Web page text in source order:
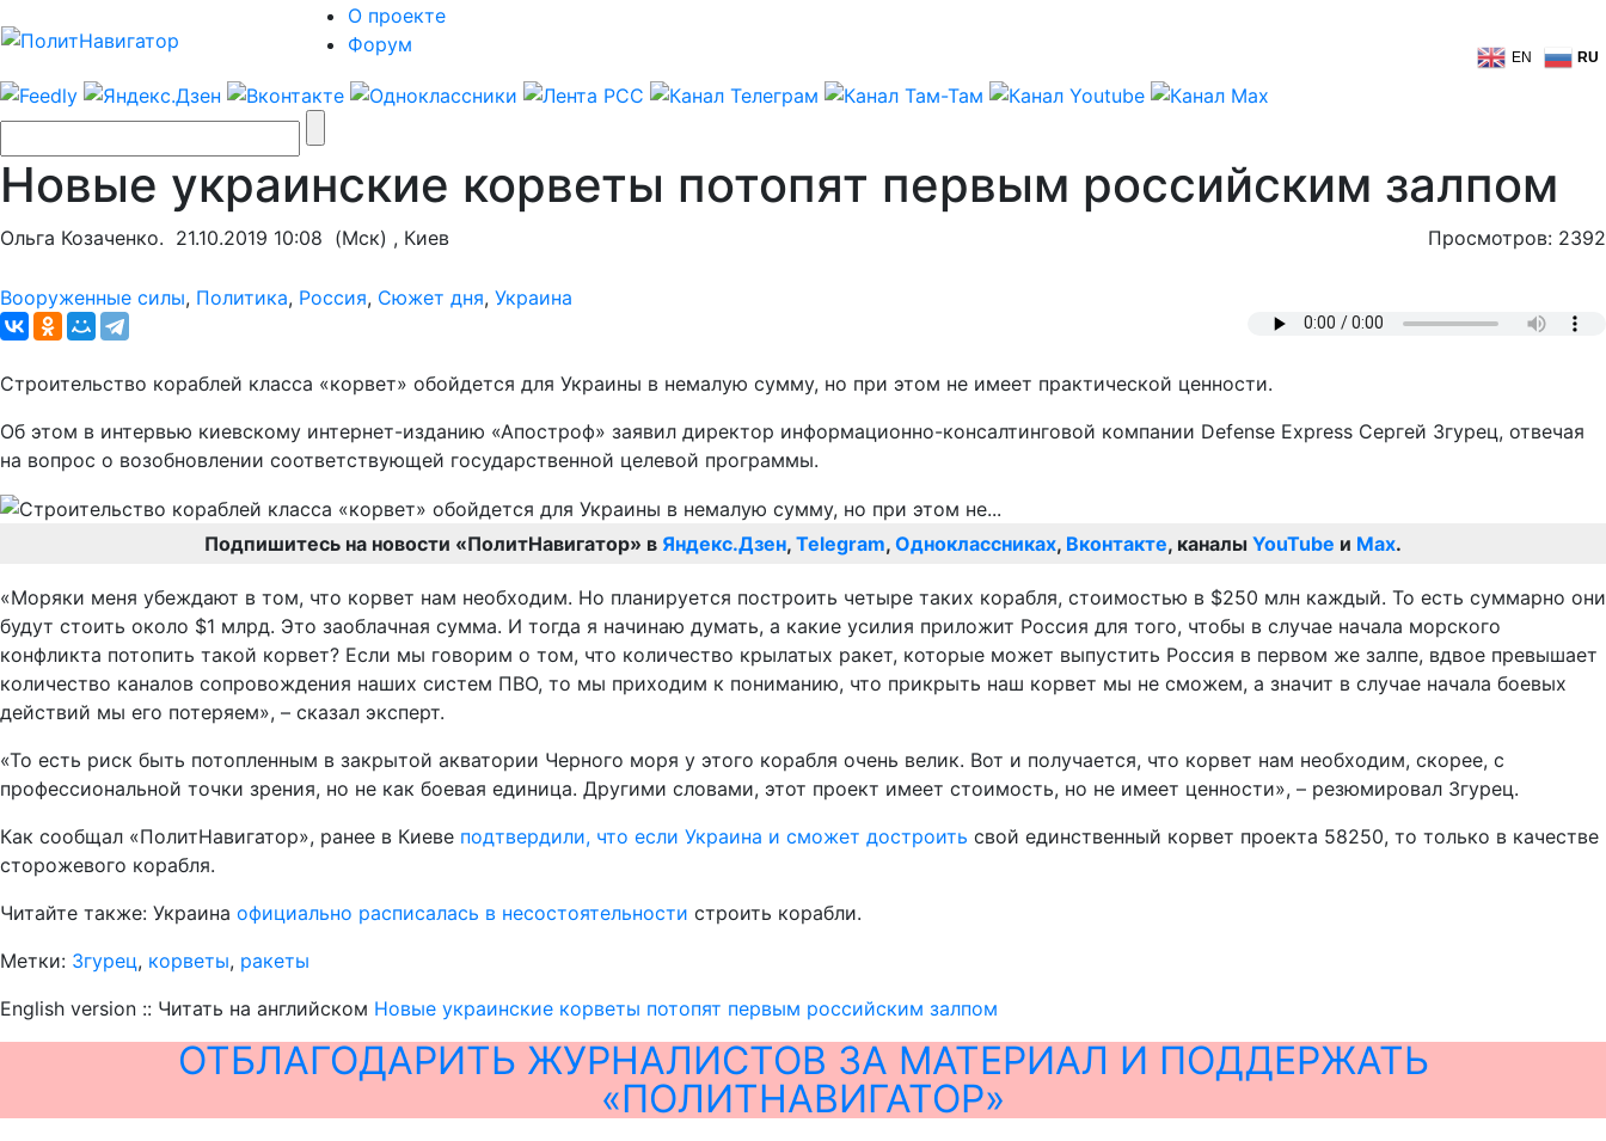
О проекте
Форум
EN RU
Новые украинские корветы потопят первым российским залпом
Ольга Козаченко. 21.10.2019 10:08 (Мск) , Киев Просмотров: 2392
Вооруженные силы, Политика, Россия, Сюжет дня, Украина
Строительство кораблей класса «корвет» обойдется для Украины в немалую сумму, но при этом не имеет практической ценности.
Об этом в интервью киевскому интернет-изданию «Апостроф» заявил директор информационно-консалтинговой компании Defense Express Сергей Згурец, отвечая
на вопрос о возобновлении соответствующей государственной целевой программы.
Подпишитесь на новости «ПолитНавигатор» в Яндекс.Дзен, Telegram, Одноклассниках, Вконтакте, каналы YouTube и Max.
«Моряки меня убеждают в том, что корвет нам необходим. Но планируется построить четыре таких корабля, стоимостью в $250 млн каждый. То есть суммарно они
будут стоить около $1 млрд. Это заоблачная сумма. И тогда я начинаю думать, а какие усилия приложит Россия для того, чтобы в случае начала морского
конфликта потопить такой корвет? Если мы говорим о том, что количество крылатых ракет, которые может выпустить Россия в первом же залпе, вдвое превышает
количество каналов сопровождения наших систем ПВО, то мы приходим к пониманию, что прикрыть наш корвет мы не сможем, а значит в случае начала боевых
действий мы его потеряем», – сказал эксперт.
«То есть риск быть потопленным в закрытой акватории Черного моря у этого корабля очень велик. Вот и получается, что корвет нам необходим, скорее, с
профессиональной точки зрения, но не как боевая единица. Другими словами, этот проект имеет стоимость, но не имеет ценности», – резюмировал Згурец.
Как сообщал «ПолитНавигатор», ранее в Киеве подтвердили, что если Украина и сможет достроить свой единственный корвет проекта 58250, то только в качестве
сторожевого корабля.
Читайте также: Украина официально расписалась в несостоятельности строить корабли.
Метки: Згурец, корветы, ракеты
English version :: Читать на английском Новые украинские корветы потопят первым российским залпом
ОТБЛАГОДАРИТЬ ЖУРНАЛИСТОВ ЗА МАТЕРИАЛ И ПОДДЕРЖАТЬ
«ПОЛИТНАВИГАТОР»